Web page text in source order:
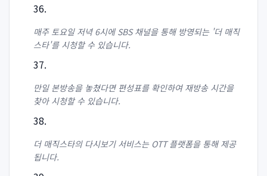
매주 토요일 저녁 6시에 SBS 채널을 통해 방영되는 '더 매직
스타'를 시청할 수 있습니다.
만일 본방송을 놓쳤다면 편성표를 확인하여 재방송 시간을
찾아 시청할 수 있습니다.
더 매직스타의 다시보기 서비스는 OTT 플랫폼을 통해 제공
됩니다.